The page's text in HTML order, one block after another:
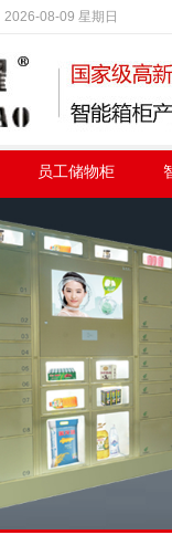
2026-08-09 星期日
员工储物柜